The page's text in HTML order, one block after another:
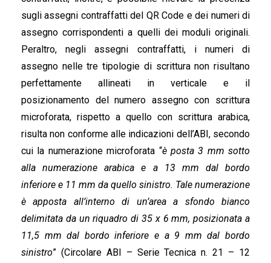
sugli assegni contraffatti del QR Code e dei numeri di
assegno corrispondenti a quelli dei moduli originali.
Peraltro, negli assegni contraffatti, i numeri di
assegno nelle tre tipologie di scrittura non risultano
perfettamente allineati in verticale e il
posizionamento del numero assegno con scrittura
microforata, rispetto a quello con scrittura arabica,
risulta non conforme alle indicazioni dell’ABI, secondo
cui la numerazione microforata “è posta 3 mm sotto
alla numerazione arabica e a 13 mm dal bordo
inferiore e 11 mm da quello sinistro. Tale numerazione
è apposta all’interno di un’area a sfondo bianco
delimitata da un riquadro di 35 x 6 mm, posizionata a
11,5 mm dal bordo inferiore e a 9 mm dal bordo
sinistro” (Circolare ABI – Serie Tecnica n. 21 – 12